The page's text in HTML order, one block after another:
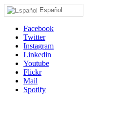
Español
Facebook
Twitter
Instagram
Linkedin
Youtube
Flickr
Mail
Spotify